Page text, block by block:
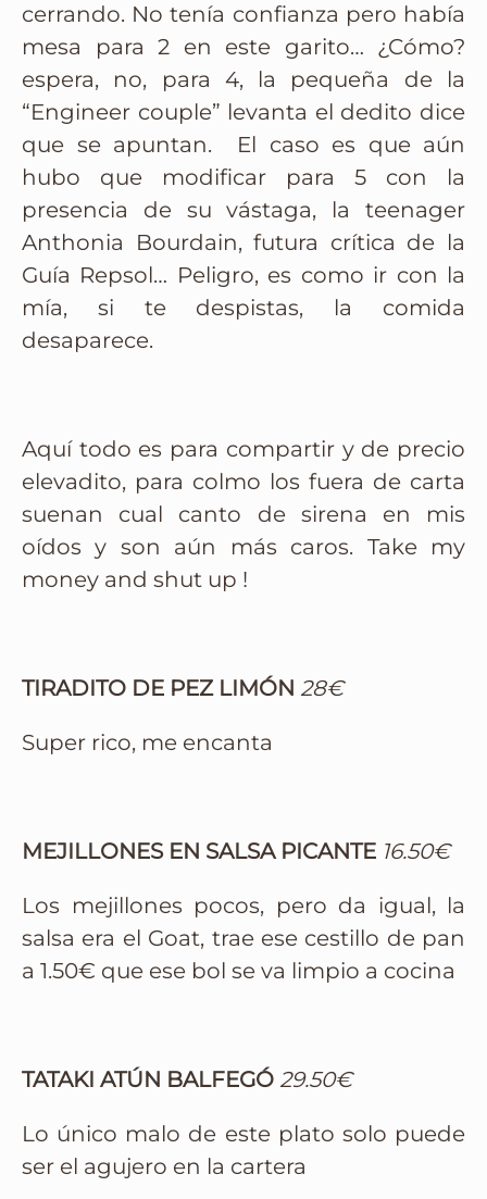
cerrando. No tenía confianza pero había
mesa para 2 en este garito… ¿Cómo?
espera, no, para 4, la pequeña de la
“Engineer couple” levanta el dedito dice
que se apuntan. El caso es que aún
hubo que modificar para 5 con la
presencia de su vástaga, la teenager
Anthonia Bourdain, futura crítica de la
Guía Repsol… Peligro, es como ir con la
mía, si te despistas, la comida
desaparece.
Aquí todo es para compartir y de precio
elevadito, para colmo los fuera de carta
suenan cual canto de sirena en mis
oídos y son aún más caros. Take my
money and shut up !
TIRADITO DE PEZ LIMÓN 28€
Super rico, me encanta
MEJILLONES EN SALSA PICANTE 16.50€
Los mejillones pocos, pero da igual, la
salsa era el Goat, trae ese cestillo de pan
a 1.50€ que ese bol se va limpio a cocina
TATAKI ATÚN BALFEGÓ 29.50€
Lo único malo de este plato solo puede
ser el agujero en la cartera